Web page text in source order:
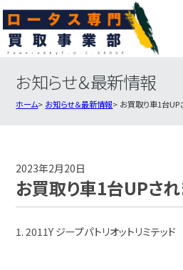
3ステップのカンタン査定
ロータス買取実績
お知らせ＆最新情報
ホーム お知らせ＆最新情報 お買取り車1台UP
2023年2月20日
お買取り車1台UPされ
1. 2011Y ジープパトリオットリミテ